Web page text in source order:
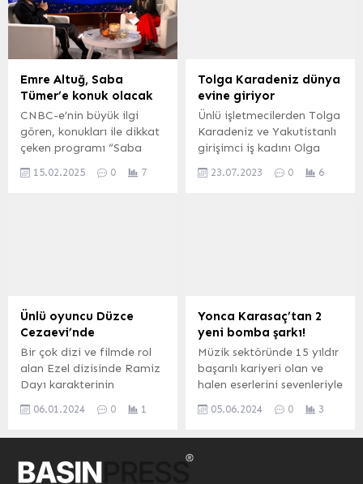
İSTANBUL (İGFA) – Simge
‘Aşkın Olayım’ ile 2023
yılında Spotify başta
olmak üzere tüm dijital
platformlarda en çok
dinlenen şarkı...
katılımıyla yaklaşık 50 bin
kişi meydanı doldurdu.
Soğuk havaya rağmen
coşku hiç dinmedi;
binlerce kişi maNga’nın
enerjisine eşlik...
Emre Altuğ, Saba
Tümer’e konuk olacak
CNBC-e’nin büyük ilgi
gören, konukları ile dikkat
çeken programı “Saba
Pazartesi akşamı konuğu
15.02.2025 0 7
Tolga Karadeniz dünya
evine giriyor
Ünlü işletmecilerden Tolga
Karadeniz ve Yakutistanlı
girişimci iş kadını Olga
birleştirme kararı aldı.
birlikteliklerini dünya evine
girerek devam ettirme
kararı aldılar. Ünlü
işletmeci Tolga...
23.07.2023 0 6
Ünlü oyuncu Düzce
Cezaevi’nde
Bir çok dizi ve filmde rol
alan Ezel dizisinde Ramiz
Dayı karakterinin
adından söz ettiren,
taht kuran Ufuk
06.01.2024 0 1
Yonca Karasaç’tan 2
yeni bomba şarkı!
Müzik sektöründe 15 yıldır
başarılı kariyeri olan ve
halen eserlerini sevenleriyle
Sevilen sanatçılardan
05.06.2024 0 3